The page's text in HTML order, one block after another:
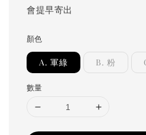
會提早寄出
顏色
A. 軍綠 B. 粉
數量